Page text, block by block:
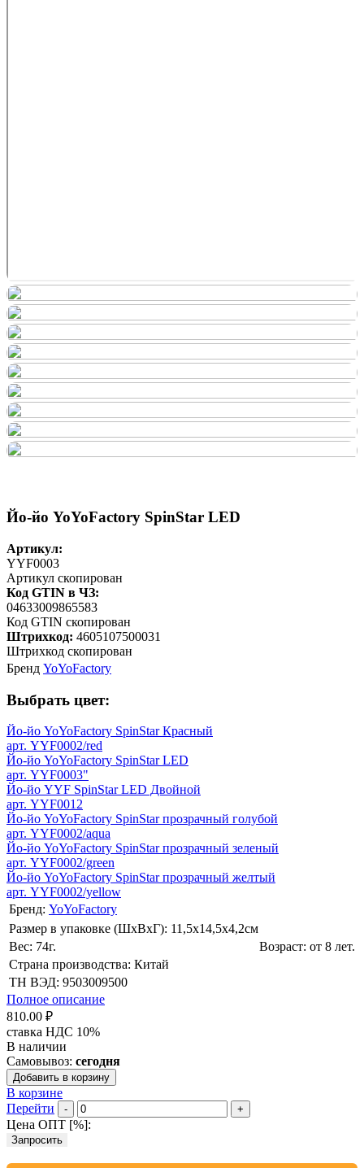
Йо-йо YoYoFactory SpinStar LED
Артикул:
YYF0003
Артикул скопирован
Код GTIN в ЧЗ:
04633009865583
Код GTIN скопирован
Штрихкод: 4605107500031
Штрихкод скопирован
Бренд YoYoFactory
Выбрать цвет:
Йо-йо YoYoFactory SpinStar Красный
арт. YYF0002/red
Йо-йо YoYoFactory SpinStar LED
арт. YYF0003"
Йо-йо YYF SpinStar LED Двойной
арт. YYF0012
Йо-йо YoYoFactory SpinStar прозрачный голубой
арт. YYF0002/aqua
Йо-йо YoYoFactory SpinStar прозрачный зеленый
арт. YYF0002/green
Йо-йо YoYoFactory SpinStar прозрачный желтый
арт. YYF0002/yellow
Бренд: YoYoFactory
Размер в упаковке (ШхВxГ): 11,5х14,5х4,2cм
Вес: 74г.
Возраст: от 8 лет.
Страна производства: Китай
ТН ВЭД: 9503009500
Полное описание
810.00 ₽
ставка НДС 10%
В наличии
Самовывоз: сегодня
Добавить в корзину
В корзине
Перейти
- +
Цена ОПТ [%]:
Запросить